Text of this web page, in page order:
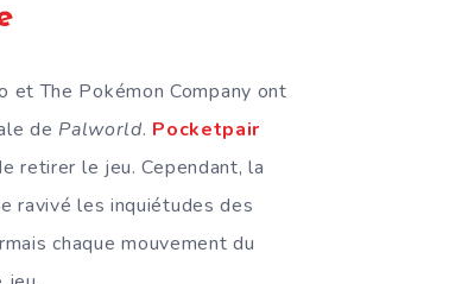
The Pokémon Company ont
de Palworld. Pocketpair
retirer le jeu. Cependant, la
ravivé les inquiétudes des
chaque mouvement du